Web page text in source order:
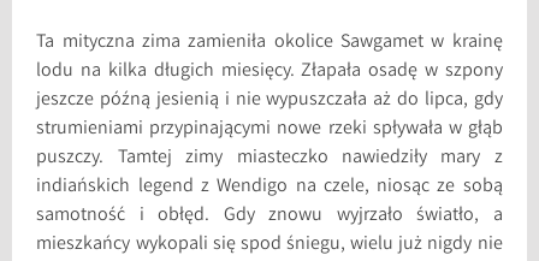
Ta mityczna zima zamieniła okolice Sawgamet w krainę
lodu na kilka długich miesięcy. Złapała osadę w szpony
jeszcze późną jesienią i nie wypuszczała aż do lipca, gdy
strumieniami przypinającymi nowe rzeki spływała w głąb
puszczy. Tamtej zimy miasteczko nawiedziły mary z
indiańskich legend z Wendigo na czele, niosąc ze sobą
samotność i obłęd. Gdy znowu wyjrzało światło, a
mieszkańcy wykopali się spod śniegu, wielu już nigdy nie